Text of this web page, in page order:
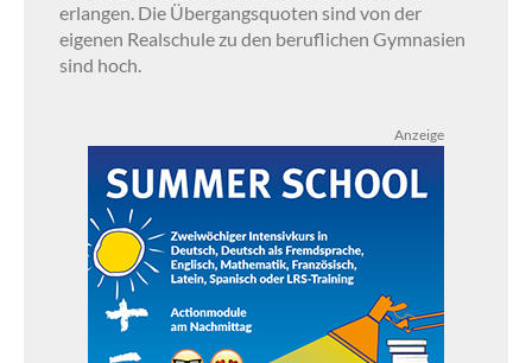
erlangen. Die Übergangsquoten sind von der
eigenen Realschule zu den beruflichen Gymnasien
sind hoch.
Anzeige